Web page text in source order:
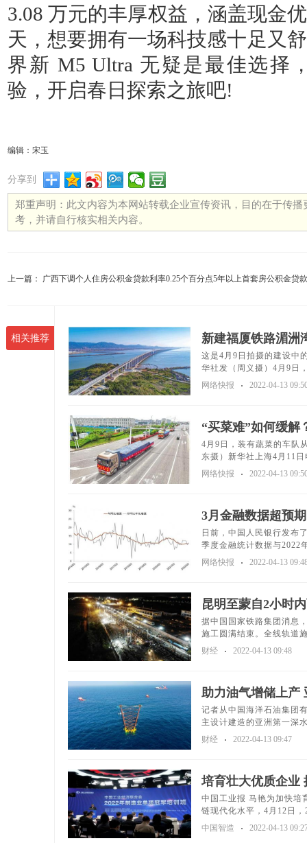
3.08 万元的丰厚权益，涵盖现金
天，想要拥有一场科技感十足又
界新 M5 Ultra 无疑是最佳选择
验，开启春日探索之旅吧!
编辑：宋玉
分享到
郑重声明：此文内容为本网站转载企业宣传资讯，目的在于传
考，并请自行核实相关内容。
上一篇： 广西下调个人住房公积金贷款利率0.25个百分点5年以上首套房公积金贷
新建福厦铁路湄洲
这是4月9日拍摄的建设中
华社发（周义摄）4月9日
网络快报
2022-04-13
“买菜难”如何缓解
4月9日，装有蔬菜的车队
东摄）新华社上海4月11
网络快报
2022-04-13
3月金融数据超预
日前，中国人民银行发布
季度金融统计数据与2022
网络快报
2022-04-13
昆明至蒙自2小时
据中国国家铁路集团消息
施工圆满结束。全线轨道
财经
2022-04-13 09:48
助力油气增储上产
记者从中国海洋石油集团
主设计建造的亚洲第一深
财经
2022-04-13 09:47
培育壮大优质企
中国工业报 马艳为加快培
链现代化水平，4月12日
中国智造
2022-04-13
相关推荐